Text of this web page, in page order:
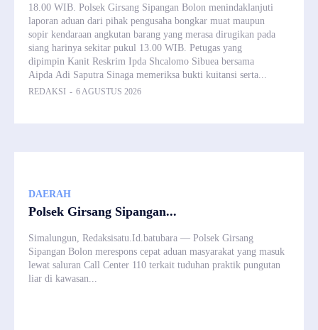
18.00 WIB. Polsek Girsang Sipangan Bolon menindaklanjuti
laporan aduan dari pihak pengusaha bongkar muat maupun
sopir kendaraan angkutan barang yang merasa dirugikan pada
siang harinya sekitar pukul 13.00 WIB. Petugas yang
dipimpin Kanit Reskrim Ipda Shcalomo Sibuea bersama
Aipda Adi Saputra Sinaga memeriksa bukti kuitansi serta...
REDAKSI - 6 AGUSTUS 2026
DAERAH
Polsek Girsang Sipangan...
Simalungun, Redaksisatu.Id.batubara — Polsek Girsang
Sipangan Bolon merespons cepat aduan masyarakat yang masuk
lewat saluran Call Center 110 terkait tuduhan praktik pungutan
liar di kawasan...